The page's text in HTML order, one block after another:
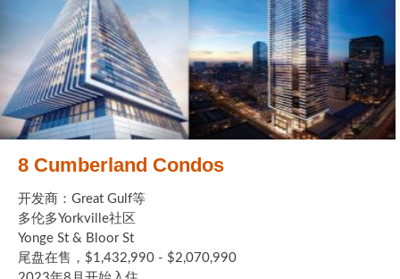
8 Cumberland Condos
开发商：Great Gulf等
多伦多Yorkville社区
Yonge St & Bloor St
尾盘在售，$1,432,990 - $2,070,990